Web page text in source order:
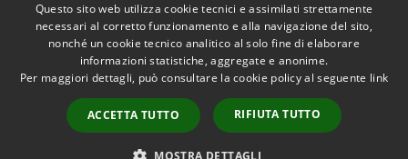
Accessibilità
Copyright © 2026 • Comune di
Sondalo • Powered by
Municipium•
Accesso
redazione
Questo sito web utilizza cookie tecnici e assimilati strettamente
necessari al corretto funzionamento e alla navigazione del sito,
nonché un cookie tecnico analitico al solo fine di elaborare
informazioni statistiche, aggregate e anonime.
Per maggiori dettagli, può consultare la cookie policy al seguente link
ACCETTA TUTTO RIFIUTA TUTTO
MOSTRA DETTAGLI